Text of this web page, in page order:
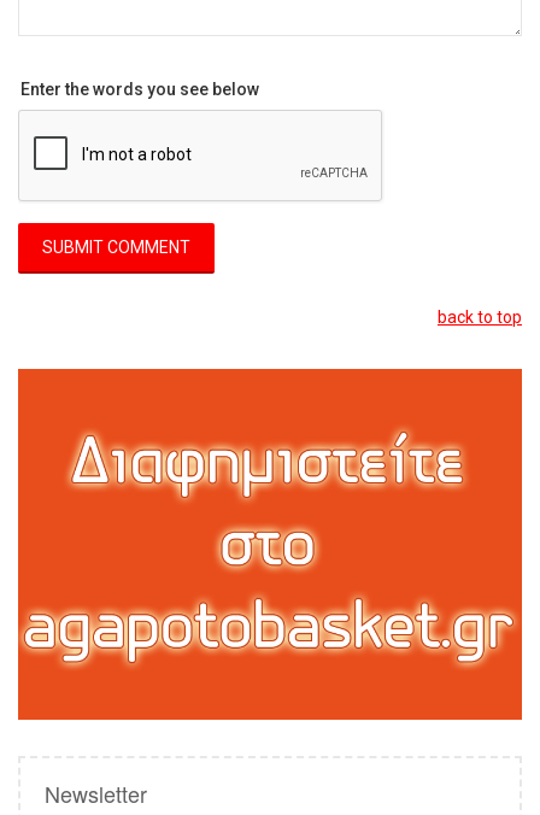
Enter the words you see below
back to top
Newsletter